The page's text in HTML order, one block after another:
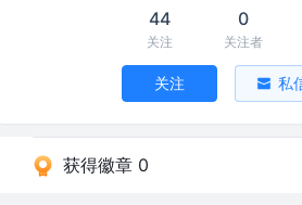
44
关注
0
关注者
关注 私
获得徽章 0